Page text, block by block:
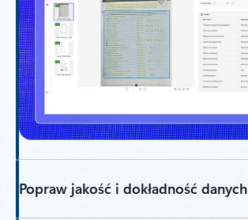
Popraw jakość i dokładność danych